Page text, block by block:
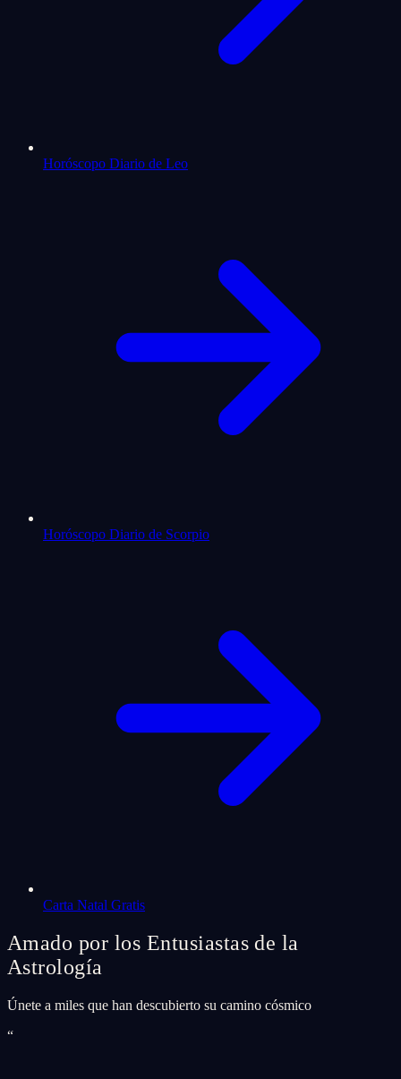
Horóscopo Diario de Leo
Horóscopo Diario de Scorpio
Carta Natal Gratis
Amado por los Entusiastas de la
Astrología
Únete a miles que han descubierto su camino cósmico
“